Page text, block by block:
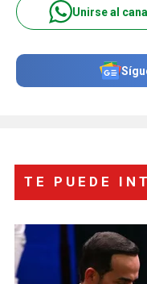
Unirse al
TE PUEDE